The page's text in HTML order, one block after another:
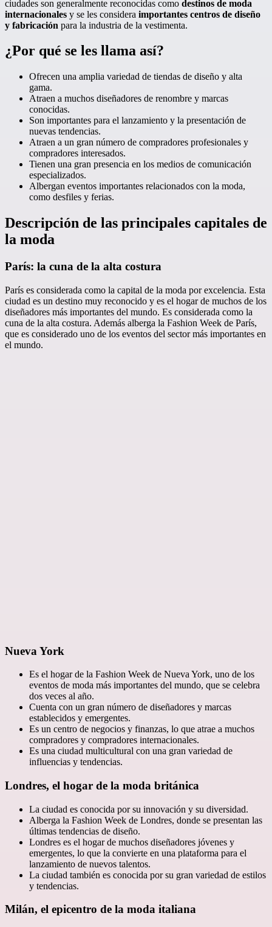
ciudades son generalmente reconocidas como destinos de moda
internacionales y se les considera importantes centros de diseño
y fabricación para la industria de la vestimenta.
¿Por qué se les llama así?
Ofrecen una amplia variedad de tiendas de diseño y alta
gama.
Atraen a muchos diseñadores de renombre y marcas
conocidas.
Son importantes para el lanzamiento y la presentación de
nuevas tendencias.
Atraen a un gran número de compradores profesionales y
compradores interesados.
Tienen una gran presencia en los medios de comunicación
especializados.
Albergan eventos importantes relacionados con la moda,
como desfiles y ferias.
Descripción de las principales capitales de
la moda
París: la cuna de la alta costura
París es considerada como la capital de la moda por excelencia. Esta
ciudad es un destino muy reconocido y es el hogar de muchos de los
diseñadores más importantes del mundo. Es considerada como la
cuna de la alta costura. Además alberga la Fashion Week de París,
que es considerado uno de los eventos del sector más importantes en
el mundo.
Nueva York
Es el hogar de la Fashion Week de Nueva York, uno de los
eventos de moda más importantes del mundo, que se celebra
dos veces al año.
Cuenta con un gran número de diseñadores y marcas
establecidos y emergentes.
Es un centro de negocios y finanzas, lo que atrae a muchos
compradores y compradores internacionales.
Es una ciudad multicultural con una gran variedad de
influencias y tendencias.
Londres, el hogar de la moda británica
La ciudad es conocida por su innovación y su diversidad.
Alberga la Fashion Week de Londres, donde se presentan las
últimas tendencias de diseño.
Londres es el hogar de muchos diseñadores jóvenes y
emergentes, lo que la convierte en una plataforma para el
lanzamiento de nuevos talentos.
La ciudad también es conocida por su gran variedad de estilos
y tendencias.
Milán, el epicentro de la moda italiana